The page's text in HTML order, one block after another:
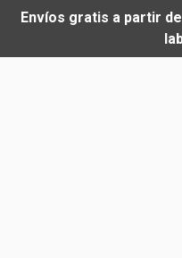
Envíos gratis a partir